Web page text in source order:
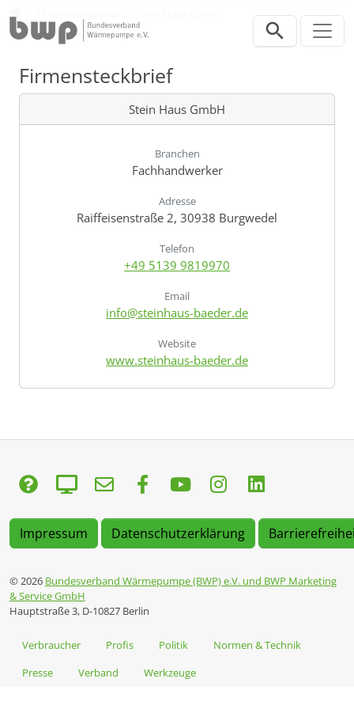
Firmensteckbrief
Stein Haus GmbH
Branchen
Fachhandwerker
Adresse
Raiffeisenstraße 2, 30938 Burgwedel
Telefon
+49 5139 9819970
Email
info@steinhaus-baeder.de
Website
www.steinhaus-baeder.de
Impressum Datenschutzerklärung
© 2026 Bundesverband Wärmepumpe (BWP) e.V. und BWP Marketing
& Service GmbH
Hauptstraße 3, D-10827 Berlin
Verbraucher Profis Politik
Normen & Technik
Presse
Verband Werkzeuge